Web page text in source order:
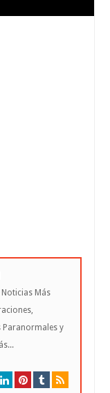
Más
Paranormales y